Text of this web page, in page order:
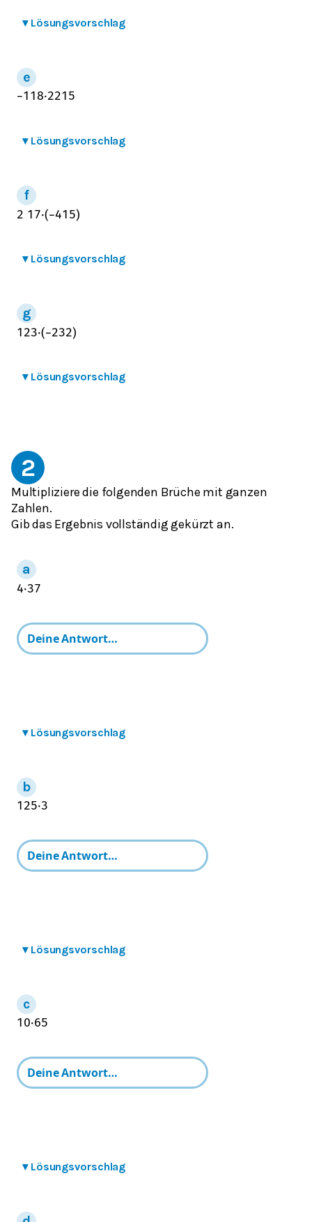
▾ Lösungsvorschlag
−1 1 8⋅2215
▾ Lösungsvorschlag
2 1 7⋅(−41 5)
▾ Lösungsvorschlag
1 23⋅(−232)
▾ Lösungsvorschlag
2
Multipliziere die folgenden Brüche mit ganzen
Zahlen.
Gib das Ergebnis vollständig gekürzt an.
4⋅37
▾ Lösungsvorschlag
125⋅3
▾ Lösungsvorschlag
10⋅65
▾ Lösungsvorschlag